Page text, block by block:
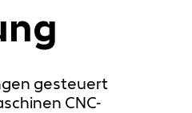
gesteuert
CNC-